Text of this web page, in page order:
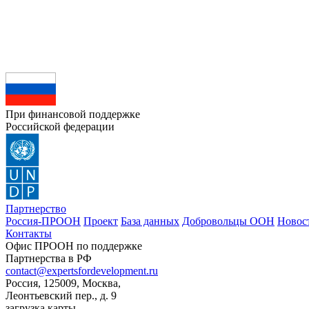
При финансовой поддержке
Российской федерации
Партнерство
Россия-ПРООН Проект База данных Добровольцы ООН
Контакты
Офис ПРООН по поддержке
Партнерства в РФ
contact@expertsfordevelopment.ru
Россия, 125009, Москва,
Леонтьевский пер., д. 9